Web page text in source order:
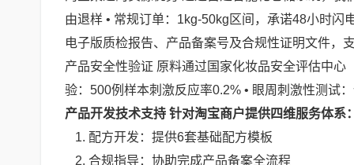
由退样 • 常规订单：1kg-50kg区间，承诺48小时
电子版质检报告、产品备案号及合规性证明文件，
产品安全性验证 原料通过国家化妆品安全评估中
验：500例样本刺激反应率0.2% • 眼周刺激性测试
产品开发技术支持 针对淘宝商户提供四维服务体系
配方开发：提供6套基础配方模板
合规指导：协助完成产品备案全流程